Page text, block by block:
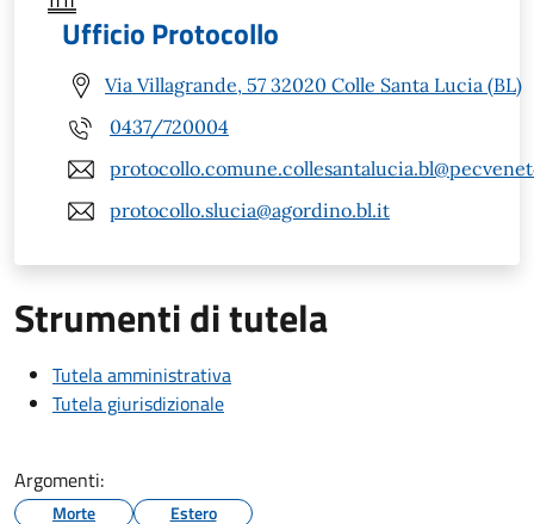
Ufficio Protocollo
Via Villagrande, 57 32020 Colle Santa Lucia (BL)
0437/720004
protocollo.slucia@agordino.bl.it
Strumenti di tutela
Tutela amministrativa
Tutela giurisdizionale
Argomenti:
Morte Estero